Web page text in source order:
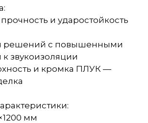
и ударостойкость
решений с повышенными
звукоизоляции
и кромка ПЛУК —
мм